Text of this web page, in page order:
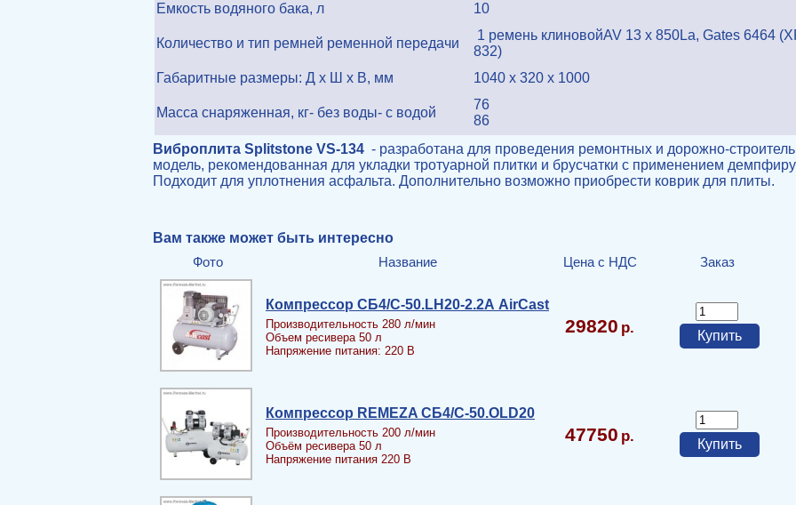
Емкость водяного бака, л
10
Количество и тип ремней ременной передачи
1 ремень клиновойAV 13 x 850La, Gates 6464
832)
Габаритные размеры: Д x Ш x В, мм
1040 х 320 х 1000
Масса снаряженная, кг- без воды- с водой
76
86
Виброплита Splitstone VS-134 - разработана для проведения ремонтных и дорожно-
модель, рекомендованная для укладки тротуарной плитки и брусчатки с применением
Подходит для уплотнения асфальта. Дополнительно возможно приобрести коврик для плиты.
Вам также может быть интересно
Фото Название Цена с НДС Заказ
Компрессор СБ4/С-50.LH20-2.2А AirCast
Производительность 280 л/мин
Объем ресивера 50 л
Напряжение питания: 220 В
29820
Компрессор REMEZA СБ4/С-50.OLD20
Производительность 200 л/мин
Объём ресивера 50 л
Напряжение питания 220 В
47750